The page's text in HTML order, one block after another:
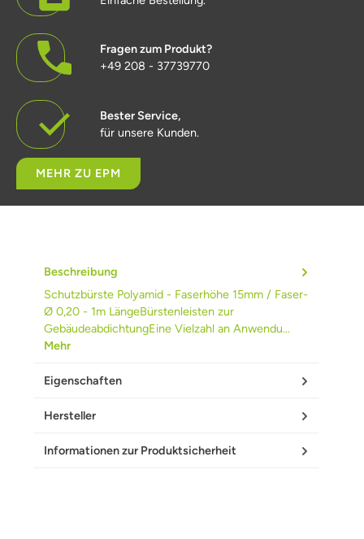
Fragen zum Produkt?
+49 208 - 37739770
Bester Service,
für unsere Kunden.
MEHR ZU EPM
Beschreibung
Schutzbürste Polyamid - Faserhöhe 15mm / Faser-
Ø 0,20 - 1m LängeBürstenleisten zur
GebäudeabdichtungEine Vielzahl an Anwendu…
Mehr
Eigenschaften
Hersteller
Informationen zur Produktsicherheit